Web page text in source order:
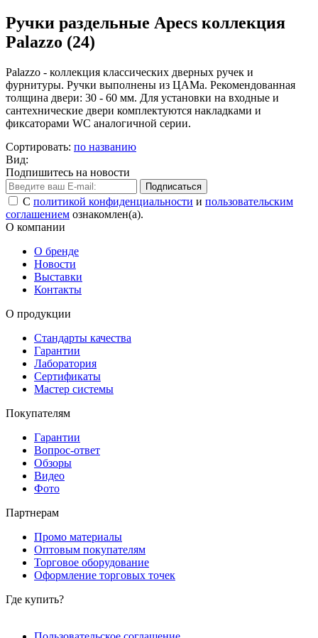
Ручки раздельные Apecs коллекция
Palazzo (24)
Palazzo - коллекция классических дверных ручек и
фурнитуры. Ручки выполнены из ЦАМа. Рекомендованная
толщина двери: 30 - 60 мм. Для установки на входные и
сантехнические двери комплектуются накладками и
фиксаторами WC аналогичной серии.
Сортировать: по названию
Вид:
Подпишитесь на новости
Подписаться
С политикой конфиденциальности и пользовательским
соглашением ознакомлен(а).
О компании
О бренде
Новости
Выставки
Контакты
О продукции
Стандарты качества
Гарантии
Лаборатория
Сертификаты
Мастер системы
Покупателям
Гарантии
Вопрос-ответ
Обзоры
Видео
Фото
Партнерам
Промо материалы
Оптовым покупателям
Торговое оборудование
Оформление торговых точек
Где купить?